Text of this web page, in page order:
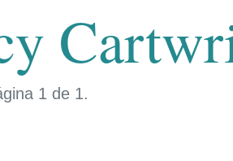
1 de 1.